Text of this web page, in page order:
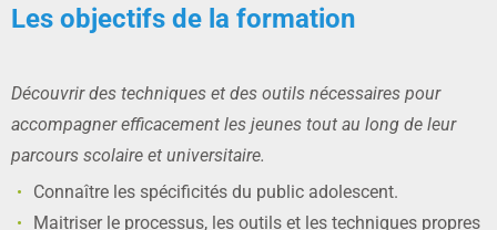
Les objectifs de la formation
Découvrir des techniques et des outils nécessaires pour
accompagner efficacement les jeunes tout au long de leur
parcours scolaire et universitaire.
Connaître les spécificités du public adolescent.
Maitriser le processus, les outils et les techniques propres